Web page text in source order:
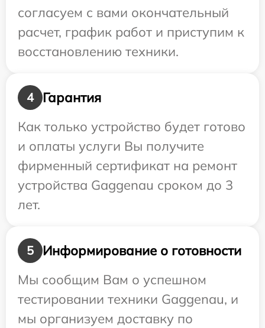
согласуем с вами окончательный
расчет, график работ и приступим к
восстановлению техники.
4
Гарантия
Как только устройство будет готово
и оплаты услуги Вы получите
фирменный сертификат на ремонт
устройства Gaggenau сроком до 3
лет.
5
Информирование о готовности
Мы сообщим Вам о успешном
тестировании техники Gaggenau, и
мы организуем доставку по